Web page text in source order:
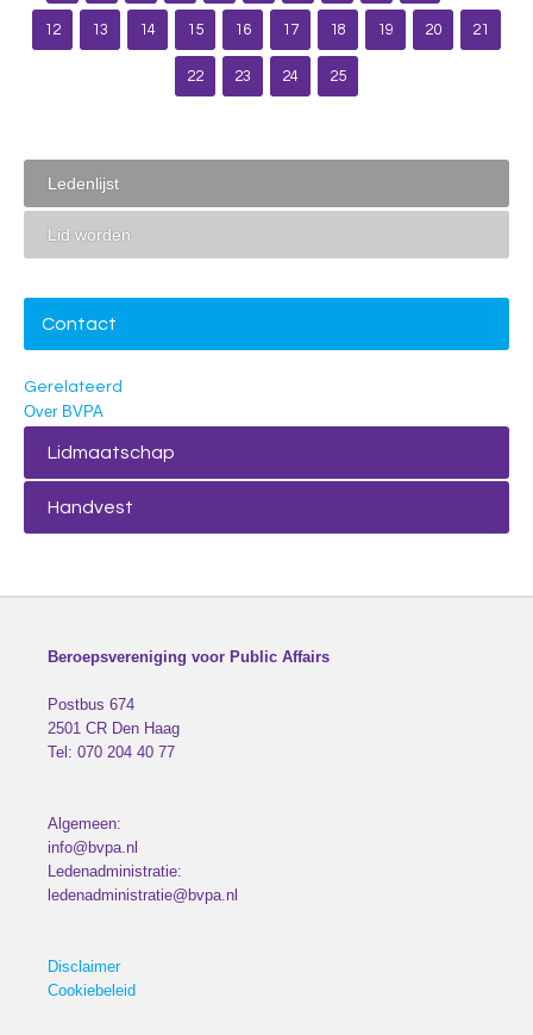
12 13 14 15 16 17 18 19 20 21
22 23 24 25
Ledenlijst
Lid worden
Contact
Gerelateerd
Over BVPA
Lidmaatschap
Handvest
Beroepsvereniging voor Public Affairs
Postbus 674
2501 CR Den Haag
Tel: 070 204 40 77
Algemeen:
info@bvpa.nl
Ledenadministratie:
ledenadministratie@bvpa.nl
Disclaimer
Cookiebeleid